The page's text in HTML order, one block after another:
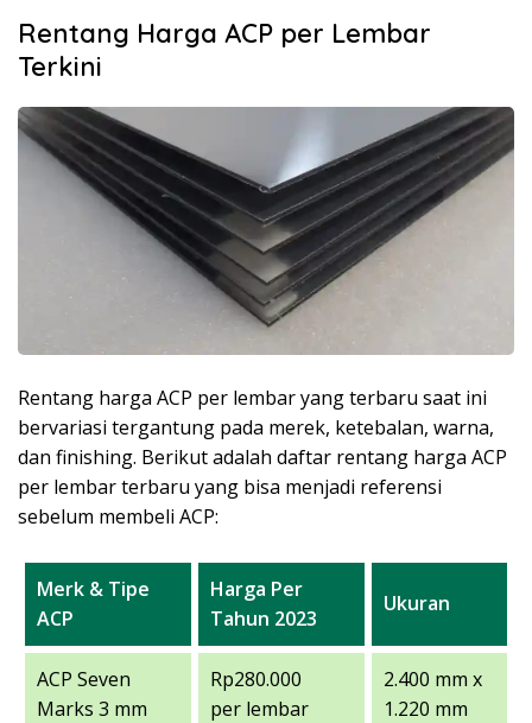
Rentang Harga ACP per Lembar
Terkini
Rentang harga ACP per lembar yang terbaru saat ini
bervariasi tergantung pada merek, ketebalan, warna,
dan finishing. Berikut adalah daftar rentang harga ACP
per lembar terbaru yang bisa menjadi referensi
sebelum membeli ACP:
Merk & Tipe
ACP
Harga Per
Tahun 2023
Ukuran
ACP Seven
Marks 3 mm
Rp280.000
per lembar
2.400 mm x
1.220 mm